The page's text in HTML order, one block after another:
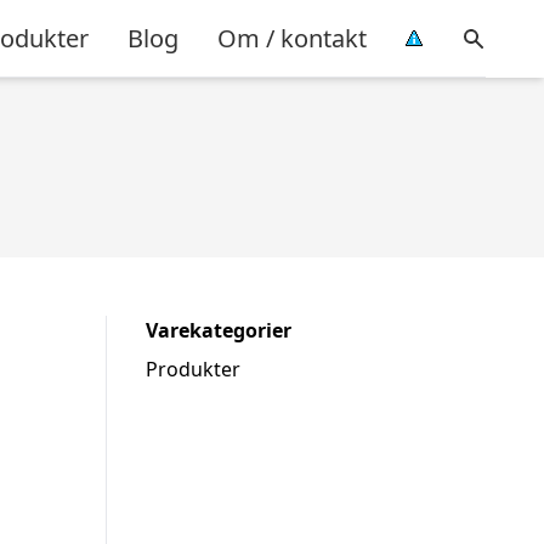
Blog Om / kontakt
Varekategorier
Produkter